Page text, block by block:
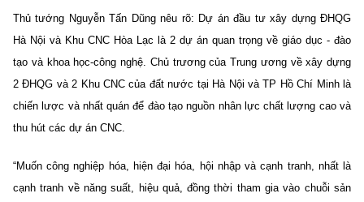
Thủ tướng Nguyễn Tấn Dũng nêu rõ: Dự án đầu tư xây dựng ĐHQG
Hà Nội và Khu CNC Hòa Lạc là 2 dự án quan trọng về giáo dục - đào
tạo và khoa học-công nghệ. Chủ trương của Trung ương về xây dựng
2 ĐHQG và 2 Khu CNC của đất nước tại Hà Nội và TP Hồ Chí Minh là
chiến lược và nhất quán để đào tạo nguồn nhân lực chất lượng cao và
thu hút các dự án CNC.
“Muốn công nghiệp hóa, hiện đại hóa, hội nhập và cạnh tranh, nhất là
cạnh tranh về năng suất, hiệu quả, đồng thời tham gia vào chuỗi sản